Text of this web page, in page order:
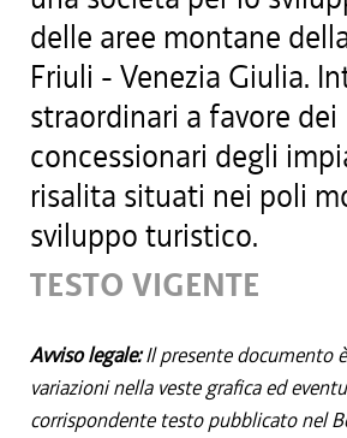
delle aree montane
Friuli - Venezia Giulia.
straordinari a favore dei
concessionari degli
risalita situati nei poli
sviluppo turistico.
TESTO VIGENTE
Avviso legale:Il presente documento
variazioni nella veste grafica ed
corrispondente testo pubblicato nel